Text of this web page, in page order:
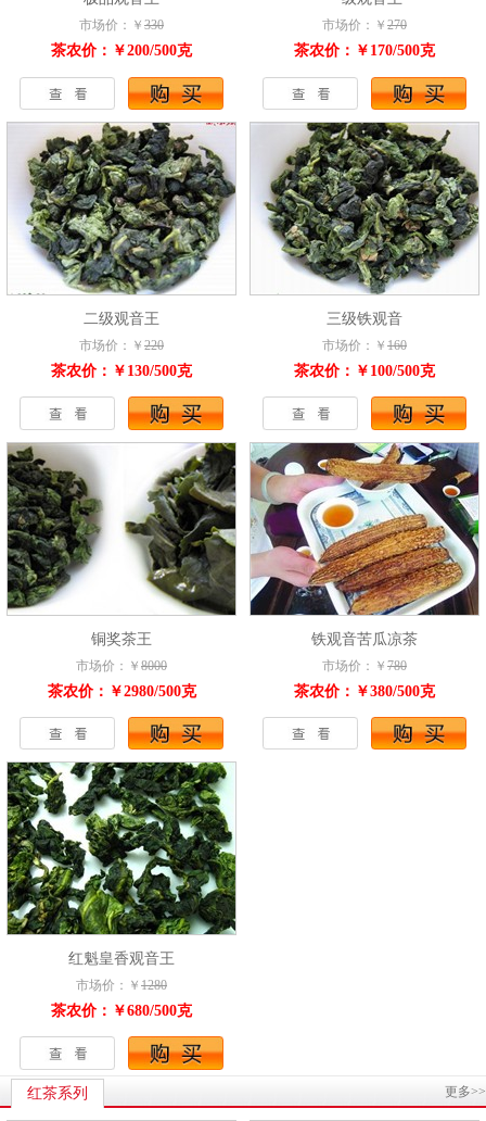
市场价：￥ 330
茶农价：￥200/500克
市场价：￥ 270
茶农价：￥170/500克
二级观音王
市场价：￥ 220
茶农价：￥130/500克
三级铁观音
市场价：￥ 160
茶农价：￥100/500克
铜奖茶王
市场价：￥ 8000
茶农价：￥2980/500克
铁观音苦瓜凉茶
市场价：￥ 780
茶农价：￥380/500克
红魁皇香观音王
市场价：￥ 1280
茶农价：￥680/500克
红茶系列 更多>>